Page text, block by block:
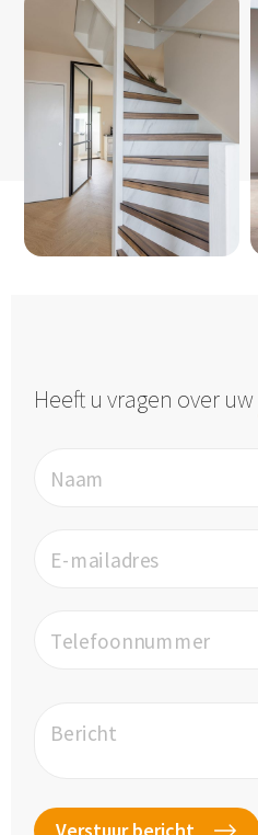
Heeft u vragen over uw
Naam
E-mailadres
Telefoonnummer
Bericht